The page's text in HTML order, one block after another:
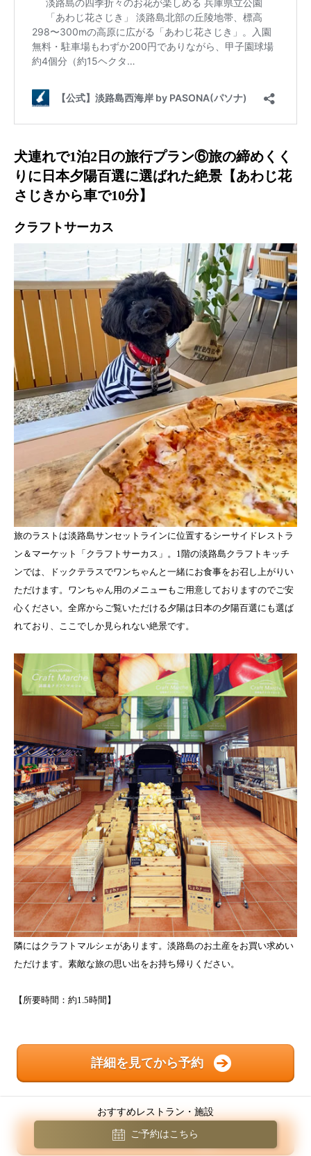
犬連れで1泊2日の旅行プラン⑥旅の締めくく
りに日本夕陽百選に選ばれた絶景【あわじ花
さじきから車で10分】
クラフトサーカス
旅のラストは淡路島サンセットラインに位置するシーサイドレストラ
ン＆マーケット「クラフトサーカス」。1階の淡路島クラフトキッチ
ンでは、ドックテラスでワンちゃんと一緒にお食事をお召し上がりい
ただけます。ワンちゃん用のメニューもご用意しておりますのでご安
心ください。全席からご覧いただける夕陽は日本の夕陽百選にも選ば
れており、ここでしか見られない絶景です。
隣にはクラフトマルシェがあります。淡路島のお土産をお買い求めい
ただけます。素敵な旅の思い出をお持ち帰りください。
【所要時間：約1.5時間】
詳細を見てから予約
簡単WEB予約
おすすめレストラン・施設
ご予約はこちら